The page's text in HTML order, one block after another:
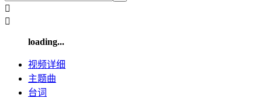


loading...
视频详细
主题曲
台词